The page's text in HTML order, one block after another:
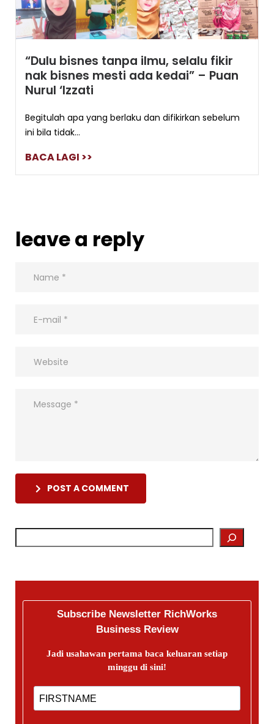
“Dulu bisnes tanpa ilmu, selalu fikir
nak bisnes mesti ada kedai” – Puan
Nurul ‘Izzati
Begitulah apa yang berlaku dan difikirkan sebelum
ini bila tidak...
BACA LAGI >>
leave a reply
POST A COMMENT
Subscribe Newsletter RichWorks
Business Review
Jadi usahawan pertama baca keluaran setiap
minggu di sini!